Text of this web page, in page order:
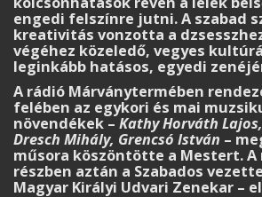
engedi felszínre jutni. A szabad
kreativitás vonzotta a
végéhez közeledő, vegyes
leginkább hatásos, egyedi
A rádió Márványtermében
felében az egykori és mai
növendékek – Kathy Horváth
Dresch Mihály, Grencsó István –
műsora köszöntötte a Mestert. A
részben aztán a Szabados
Magyar Királyi Udvari Zenekar –